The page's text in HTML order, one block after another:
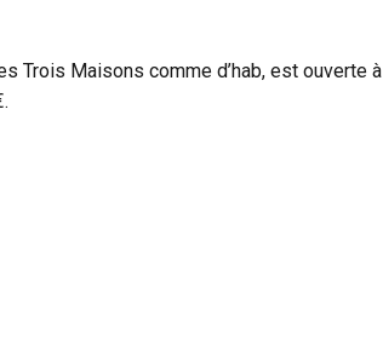
Trois Maisons comme d’hab, est ouverte à